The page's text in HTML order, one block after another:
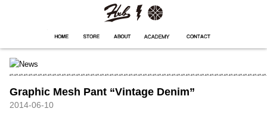
Graphic Mesh Pant “Vintage Denim”
2014-06-10